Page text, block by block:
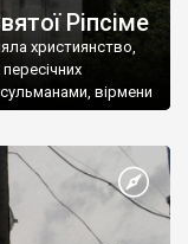
Ріпсіме
християнство,
вірмени